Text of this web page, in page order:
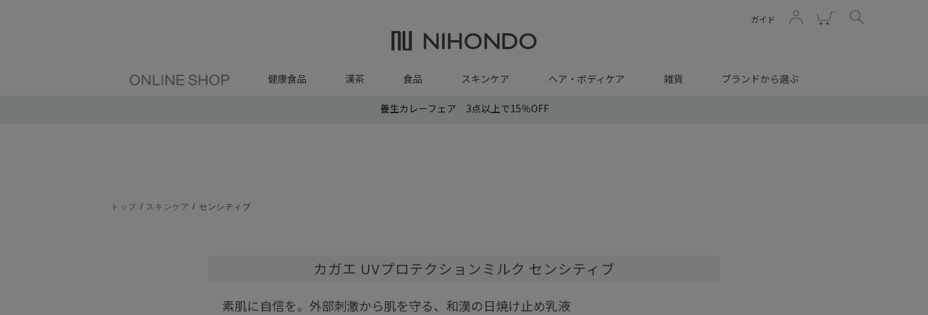
ガイド
健康食品 漢茶 食品 スキンケア ヘア・ボディケア 雑貨 ブランドから選ぶ
養生カレーフェア 3点以上で15％OFF
トップ スキンケア センシティブ
カガエ UVプロテクションミルク センシティブ
素肌に自信を。外部刺激から肌を守る、和漢の日焼け止め乳液